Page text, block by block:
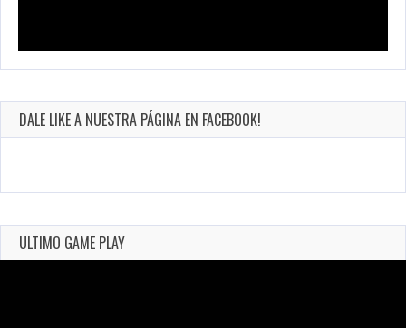
DALE LIKE A NUESTRA PÁGINA EN FACEBOOK!
ULTIMO GAME PLAY